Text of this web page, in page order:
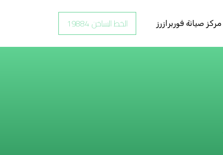
مركز صيانة فوربرازرز الخط الساخن 19884